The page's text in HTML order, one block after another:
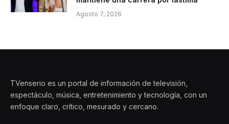
Agosto 7, 2026
TVenserio es un portal de información de televisión,
espectáculo, música, entretenimiento y tecnología, con un
enfoque claro, crítico, mesurado y cercano.